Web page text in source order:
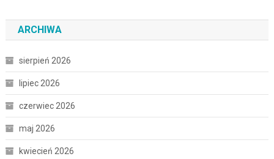
ARCHIWA
sierpień 2026
lipiec 2026
czerwiec 2026
maj 2026
kwiecień 2026